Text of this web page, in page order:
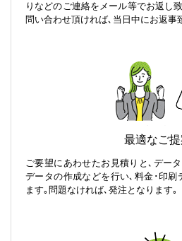
りなどのご連絡をメール等でお返し
問い合わせ頂ければ､当日中にお返事
最適なご提
ご要望にあわせたお見積りと､デー
データの作成などを行い､料金･印刷
ます｡問題なければ､発注となります｡